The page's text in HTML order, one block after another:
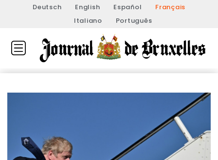
Deutsch English Español
Français
Italiano
Português